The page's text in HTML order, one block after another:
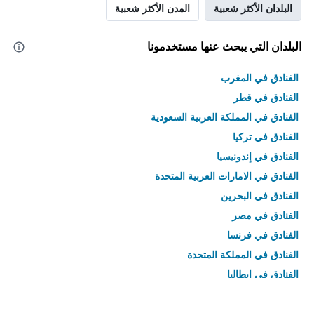
البلدان الأكثر شعبية المدن الأكثر شعبية
البلدان التي يبحث عنها مستخدمونا
الفنادق في المغرب
الفنادق في قطر
الفنادق في المملكة العربية السعودية
الفنادق في تركيا
الفنادق في إندونيسيا
الفنادق في الامارات العربية المتحدة
الفنادق في البحرين
الفنادق في مصر
الفنادق في فرنسا
الفنادق في المملكة المتحدة
الفنادق في إيطاليا